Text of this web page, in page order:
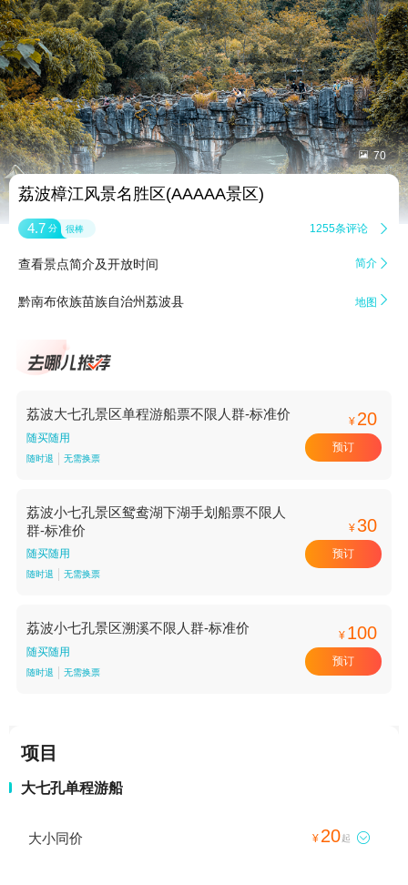
 70
荔波樟江风景名胜区(AAAAA景区)
4.7 分 很棒 1255条评论 
查看景点简介及开放时间 简介 
黔南布依族苗族自治州荔波县 地图 
荔波大七孔景区单程游船票不限人群-标准价
随买随用
随时退 无需换票
¥ 20
预订
荔波小七孔景区鸳鸯湖下湖手划船票不限人
群-标准价
随买随用
随时退 无需换票
¥30
预订
荔波小七孔景区溯溪不限人群-标准价
随买随用
随时退 无需换票
¥ 100
预订
项目
大七孔单程游船
大小同价 ¥ 20起 
